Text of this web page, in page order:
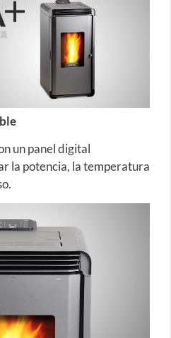
un panel digital
la potencia, la temperatura